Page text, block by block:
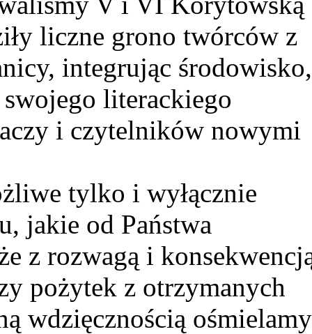
liczne grono twórców z
integrując środowisko,
literackiego
i czytelników nowymi
tylko i wyłącznie
jakie od Państwa
z rozwagą i
pożytek z otrzymanych
wdzięcznością ośmielamy